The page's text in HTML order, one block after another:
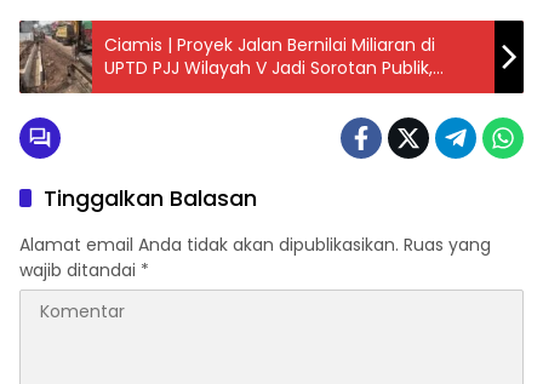
Ciamis | Proyek Jalan Bernilai Miliaran di
UPTD PJJ Wilayah V Jadi Sorotan Publik,
Aktivis Minta Transparansi Pengadaan dan
Tinggalkan Balasan
Alamat email Anda tidak akan dipublikasikan. Ruas yang
wajib ditandai *